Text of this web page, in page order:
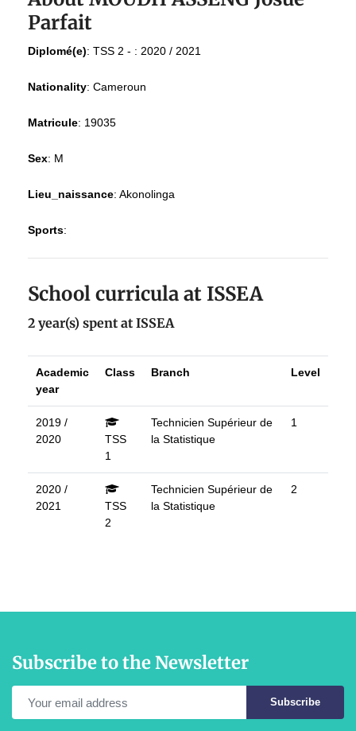
Parfait
Diplomé(e): TSS 2 - : 2020 / 2021
Nationality: Cameroun
Matricule: 19035
Sex: M
Lieu_naissance: Akonolinga
Sports:
School curricula at ISSEA
2 year(s) spent at ISSEA
Academic
year
Class Branch Level
2019 /
2020
TSS
1
Technicien Supérieur de
la Statistique
1
2020 /
2021
TSS
2
Technicien Supérieur de
la Statistique
2
Subscribe to the Newsletter
Subscribe